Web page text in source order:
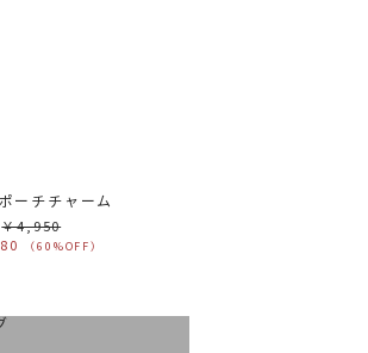
ト
ーチチャーム
￥4,950
（60%OFF）